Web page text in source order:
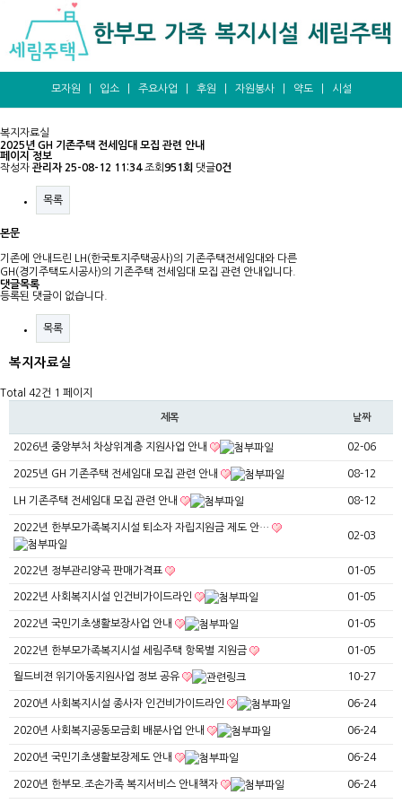
모자원 입소| 주요사업 후원 자원봉사| 약도| 시설
복지자료실
2025년 GH 기존주택 전세임대 모집 관련 안내
페이지 정보
작성자 관리자 25-08-12 11:34조회951회 댓글0건
목록
본문
기존에 안내드린 LH(한국토지주택공사)의 기존주택전세임대와 다른
GH(경기주택도시공사)의 기존주택 전세임대 모집 관련 안내입니다.
댓글목록
등록된 댓글이 없습니다.
목록
복지자료실
Total 42건 1 페이지
제목 날짜
2026년 중앙부처 차상위계층 지원사업 안내 02-06
2025년 GH 기존주택 전세임대 모집 관련 안내 08-12
LH 기존주택 전세임대 모집 관련 안내 08-12
2022년 한부모가족복지시설 퇴소자 자립지원금 제도 안…
02-03
2022년 정부관리양곡 판매가격표 01-05
2022년 사회복지시설 인건비가이드라인 01-05
2022년 국민기초생활보장사업 안내 01-05
2022년 한부모가족복지시설 세림주택 항목별 지원금 01-05
월드비젼 위기아동지원사업 정보 공유 10-27
2020년 사회복지시설 종사자 인건비가이드라인 06-24
2020년 사회복지공동모금회 배분사업 안내 06-24
2020년 국민기초생활보장제도 안내 06-24
2020년 한부모.조손가족 복지서비스 안내책자 06-24